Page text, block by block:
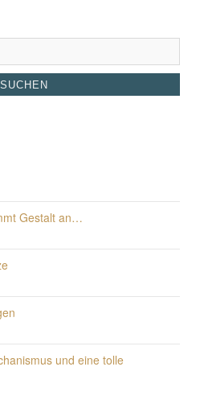
Gestalt an…
und eine tolle